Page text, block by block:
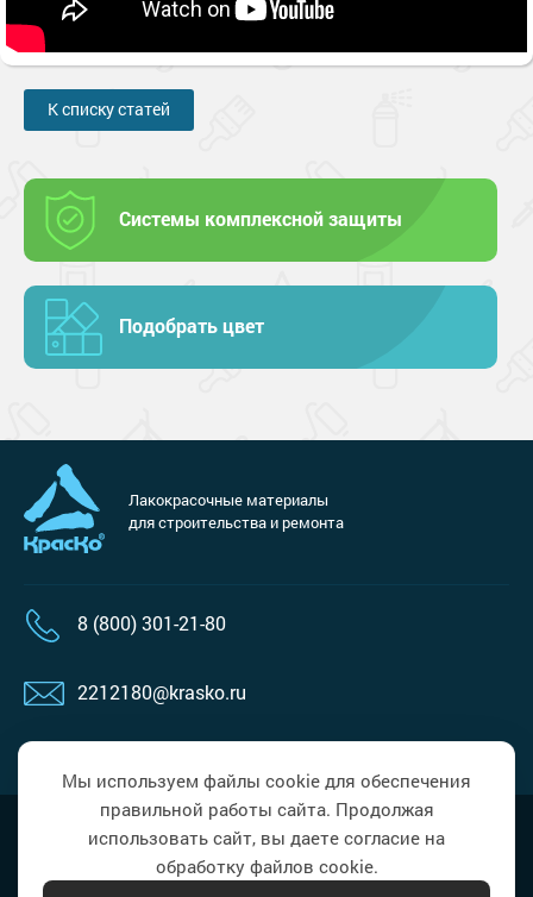
К списку статей
Системы комплексной защиты
Подобрать цвет
Лакокрасочные материалы
для строительства и ремонта
8 (800) 301-21-80
2212180@krasko.ru
Политика в области обработки
персональных данных
Мы используем файлы cookie для обеспечения
правильной работы сайта. Продолжая
использовать сайт, вы даете согласие на
обработку файлов cookie.